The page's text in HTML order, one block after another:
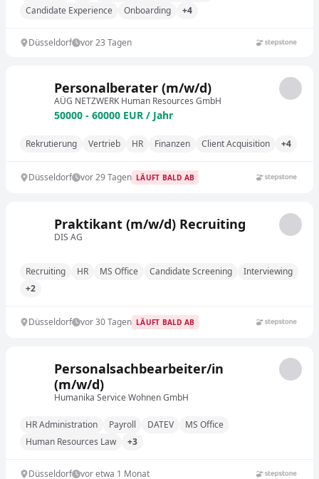
Candidate Experience
Onboarding +4
Düsseldorf vor 23 Tagen
Personalberater (m/w/d)
AÜG NETZWERK Human Resources GmbH
50000 - 60000 EUR / Jahr
Rekrutierung Vertrieb HR Finanzen Client Acquisition +4
Düsseldorf vor 29 Tagen LÄUFT BALD AB
Praktikant (m/w/d) Recruiting
DIS AG
Recruiting HR MS Office Candidate Screening
Interviewing
+2
Düsseldorf vor 30 Tagen LÄUFT BALD AB
Personalsachbearbeiter/in
(m/w/d)
Humanika Service Wohnen GmbH
HR Administration Payroll DATEV
MS Office
Human Resources Law
+3
Düsseldorf vor etwa 1 Monat